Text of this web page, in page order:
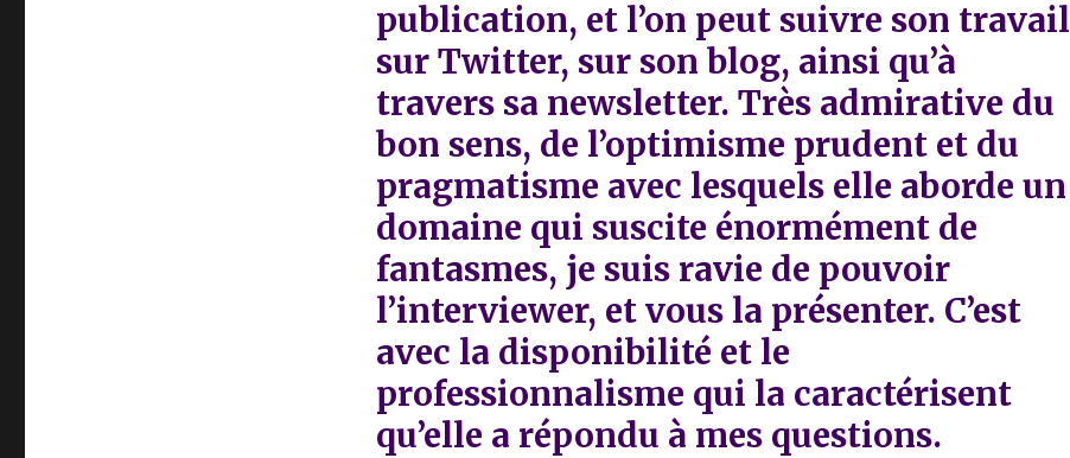
publication, et l’on peut suivre son travail
sur Twitter, sur son blog, ainsi qu’à
travers sa newsletter. Très admirative du
bon sens, de l’optimisme prudent et du
pragmatisme avec lesquels elle aborde un
domaine qui suscite énormément de
fantasmes, je suis ravie de pouvoir
l’interviewer, et vous la présenter. C’est
avec la disponibilité et le
professionnalisme qui la caractérisent
qu’elle a répondu à mes questions.